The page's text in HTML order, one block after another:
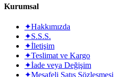
Kurumsal
✦Hakkımızda
✦S.S.S.
✦İletişim
✦Teslimat ve Kargo
✦İade veya Değişim
✦Mesafeli Satış Sözleşmesi